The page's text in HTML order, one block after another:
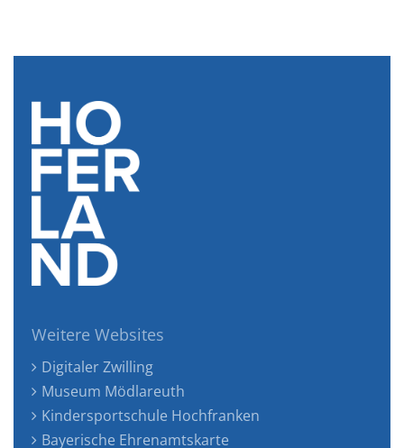
Weitere Websites
Digitaler Zwilling
Museum Mödlareuth
Kindersportschule Hochfranken
Bayerische Ehrenamtskarte